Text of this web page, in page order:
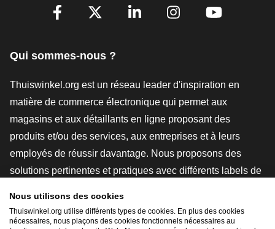
[_General:SocialMediaTitle]
Qui sommes-nous ?
Thuiswinkel.org est un réseau leader d'inspiration en
matière de commerce électronique qui permet aux
magasins et aux détaillants en ligne proposant des
produits et/ou des services, aux entreprises et à leurs
employés de réussir davantage. Nous proposons des
solutions pertinentes et pratiques avec différents labels de
études de marché, et nous disposons de notre propre
Nous utilisons des cookies
Thuiswinkel.org utilise différents types de cookies. En plus des cookies
nécessaires, nous plaçons des cookies fonctionnels nécessaires au